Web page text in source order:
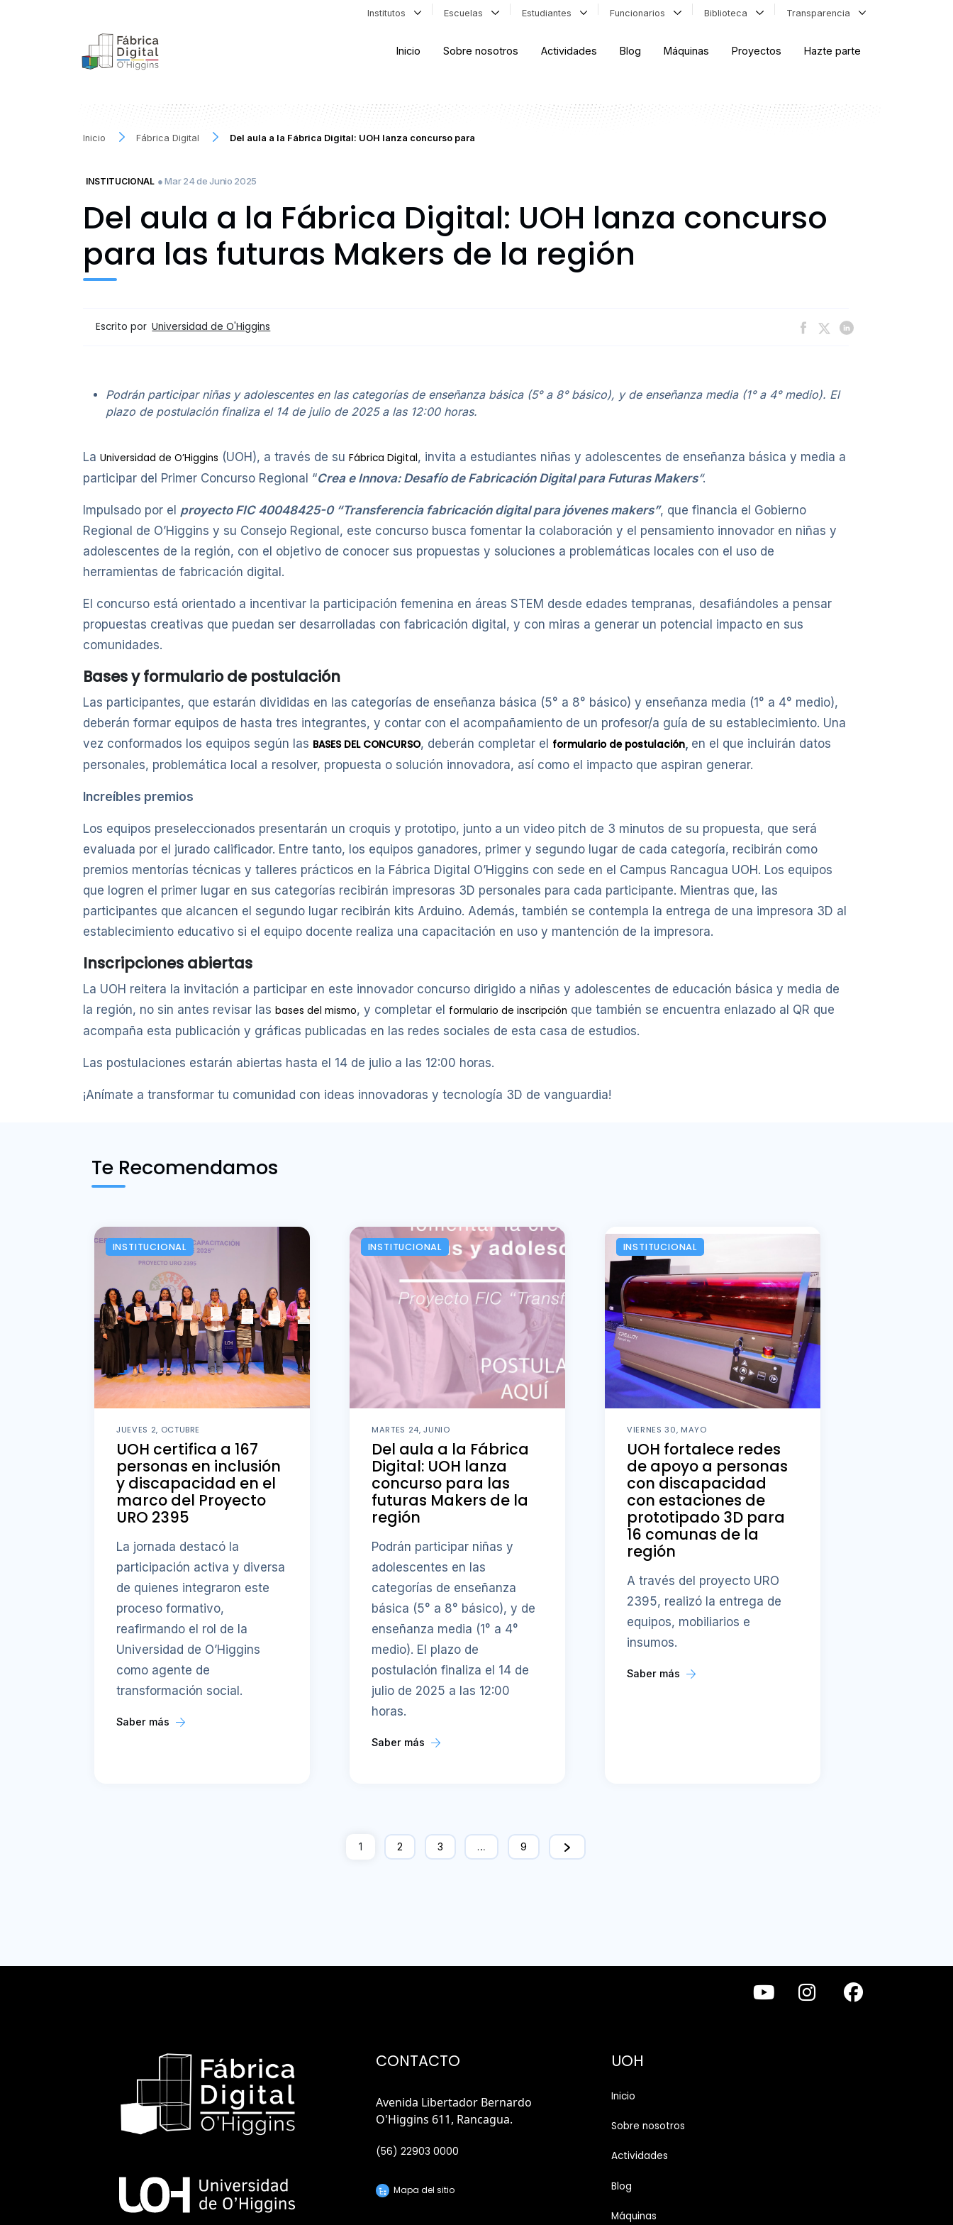
Institutos Escuelas Estudiantes Funcionarios Biblioteca Transparencia
Inicio Sobre nosotros Actividades Blog Máquinas Proyectos Hazte parte
Inicio Fábrica Digital Del aula a la Fábrica Digital: UOH lanza concurso para
INSTITUCIONAL ● Mar 24 de Junio 2025
Del aula a la Fábrica Digital: UOH lanza concurso
para las futuras Makers de la región
Escrito por Universidad de O'Higgins
Podrán participar niñas y adolescentes en las categorías de enseñanza básica (5° a 8° básico), y de enseñanza media (1° a 4° medio). El
plazo de postulación finaliza el 14 de julio de 2025 a las 12:00 horas.
La Universidad de O’Higgins (UOH), a través de su Fábrica Digital, invita a estudiantes niñas y adolescentes de enseñanza básica y media a
participar del Primer Concurso Regional “Crea e Innova: Desafío de Fabricación Digital para Futuras Makers“.
Impulsado por el proyecto FIC 40048425-0 “Transferencia fabricación digital para jóvenes makers”, que financia el Gobierno
Regional de O’Higgins y su Consejo Regional, este concurso busca fomentar la colaboración y el pensamiento innovador en niñas y
adolescentes de la región, con el objetivo de conocer sus propuestas y soluciones a problemáticas locales con el uso de
herramientas de fabricación digital.
El concurso está orientado a incentivar la participación femenina en áreas STEM desde edades tempranas, desafiándoles a pensar
propuestas creativas que puedan ser desarrolladas con fabricación digital, y con miras a generar un potencial impacto en sus
comunidades.
Bases y formulario de postulación
Las participantes, que estarán divididas en las categorías de enseñanza básica (5° a 8° básico) y enseñanza media (1° a 4° medio),
deberán formar equipos de hasta tres integrantes, y contar con el acompañamiento de un profesor/a guía de su establecimiento. Una
vez conformados los equipos según las BASES DEL CONCURSO, deberán completar el formulario de postulación, en el que incluirán datos
personales, problemática local a resolver, propuesta o solución innovadora, así como el impacto que aspiran generar.
Increíbles premios
Los equipos preseleccionados presentarán un croquis y prototipo, junto a un video pitch de 3 minutos de su propuesta, que será
evaluada por el jurado calificador. Entre tanto, los equipos ganadores, primer y segundo lugar de cada categoría, recibirán como
premios mentorías técnicas y talleres prácticos en la Fábrica Digital O’Higgins con sede en el Campus Rancagua UOH. Los equipos
que logren el primer lugar en sus categorías recibirán impresoras 3D personales para cada participante. Mientras que, las
participantes que alcancen el segundo lugar recibirán kits Arduino. Además, también se contempla la entrega de una impresora 3D al
establecimiento educativo si el equipo docente realiza una capacitación en uso y mantención de la impresora.
Inscripciones abiertas
La UOH reitera la invitación a participar en este innovador concurso dirigido a niñas y adolescentes de educación básica y media de
la región, no sin antes revisar las bases del mismo, y completar el formulario de inscripción que también se encuentra enlazado al QR que
acompaña esta publicación y gráficas publicadas en las redes sociales de esta casa de estudios.
Las postulaciones estarán abiertas hasta el 14 de julio a las 12:00 horas.
¡Anímate a transformar tu comunidad con ideas innovadoras y tecnología 3D de vanguardia!
Te Recomendamos
INSTITUCIONAL
JUEVES 2, OCTUBRE
UOH certifica a 167
personas en inclusión
y discapacidad en el
marco del Proyecto
URO 2395
La jornada destacó la
participación activa y diversa
de quienes integraron este
proceso formativo,
reafirmando el rol de la
Universidad de O’Higgins
como agente de
transformación social.
Saber más
INSTITUCIONAL
MARTES 24, JUNIO
Del aula a la Fábrica
Digital: UOH lanza
concurso para las
futuras Makers de la
región
Podrán participar niñas y
adolescentes en las
categorías de enseñanza
básica (5° a 8° básico), y de
enseñanza media (1° a 4°
medio). El plazo de
postulación finaliza el 14 de
julio de 2025 a las 12:00
horas.
Saber más
INSTITUCIONAL
VIERNES 30, MAYO
UOH fortalece redes
de apoyo a personas
con discapacidad
con estaciones de
prototipado 3D para
16 comunas de la
región
A través del proyecto URO
2395, realizó la entrega de
equipos, mobiliarios e
insumos.
Saber más
1 2 3 … 9
CONTACTO
Avenida Libertador Bernardo
O'Higgins 611, Rancagua.
(56) 22903 0000
Mapa del sitio
UOH
Inicio
Sobre nosotros
Actividades
Blog
Máquinas